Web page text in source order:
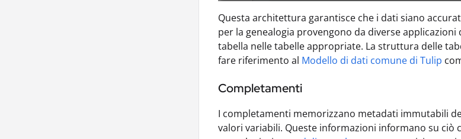
Questa architettura garantisce che i dati siano
per la genealogia provengono da diverse
tabella nelle tabelle appropriate. La struttura delle
fare riferimento al Modello di dati comune di Tulip
Completamenti
I completamenti memorizzano metadati immutabili
valori variabili. Queste informazioni informano su ciò